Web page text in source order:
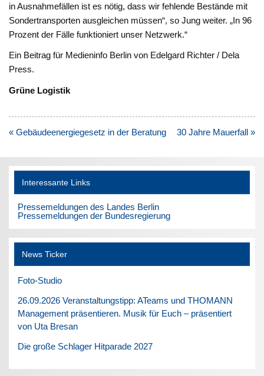
in Ausnahmefällen ist es nötig, dass wir fehlende Bestände mit
Sondertransporten ausgleichen müssen“, so Jung weiter. „In 96
Prozent der Fälle funktioniert unser Netzwerk.“
Ein Beitrag für Medieninfo Berlin von Edelgard Richter / Dela
Press.
Grüne Logistik
Beitragsnavigation
« Gebäudeenergiegesetz in der Beratung 30 Jahre Mauerfall »
Interessante Links
Pressemeldungen des Landes Berlin
Pressemeldungen der Bundesregierung
News Ticker
Foto-Studio
26.09.2026 Veranstaltungstipp: ATeams und THOMANN
Management präsentieren. Musik für Euch – präsentiert
von Uta Bresan
Die große Schlager Hitparade 2027